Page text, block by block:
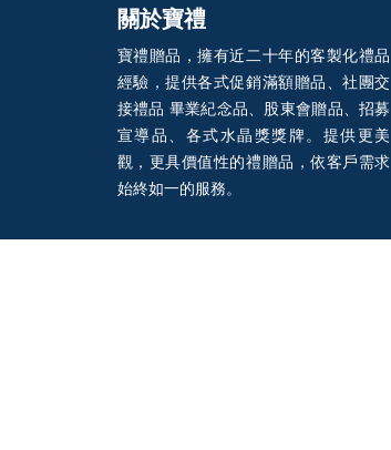
關於寶禮
寶禮贈品，擁有近二十年的客製化禮品
經驗，提供各式促銷滿額贈品、社團交
接禮品 畢業紀念品、股東會贈品、招募
宣導品、各式水晶獎獎牌。提供更美
觀，更具價值性的禮贈品，依客戶需求
始終如一的服務。